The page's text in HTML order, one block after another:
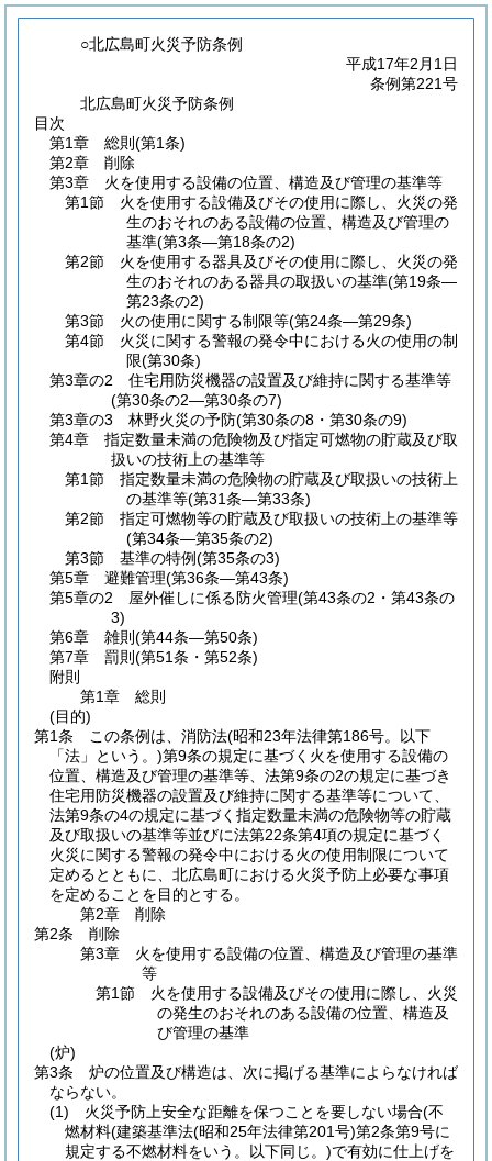
○北広島町火災予防条例
平成17年2月1日
条例第221号
北広島町火災予防条例
目次
第1章
総則 (第1条)
第2章
削除
第3章
火を使用する設備の位置、構造及び管理の基準等
第1節
火を使用する設備及びその使用に際し、火災の発
生のおそれのある設備の位置、構造及び管理の
基準(第3条―第18条の2)
第2節
火を使用する器具及びその使用に際し、火災の発
生のおそれのある器具の取扱いの基準(第19条―
第23条の2)
第3節
火の使用に関する制限等(第24条―第29条)
第4節
火災に関する警報の発令中における火の使用の制
限(第30条)
第3章の2
住宅用防災機器の設置及び維持に関する基準等
(第30条の2―第30条の7)
第3章の3
林野火災の予防(第30条の8・第30条の9)
第4章
指定数量未満の危険物及び指定可燃物の貯蔵及び取
扱いの技術上の基準等
第1節
指定数量未満の危険物の貯蔵及び取扱いの技術上
の基準等(第31条―第33条)
第2節
指定可燃物等の貯蔵及び取扱いの技術上の基準等
(第34条―第35条の2)
第3節
基準の特例(第35条の3)
第5章
避難管理(第36条―第43条)
第5章の2
屋外催しに係る防火管理(第43条の2・第43条の
3)
第6章
雑則 (第44条―第50条)
第7章
罰則 (第51条・第52条)
附則
第1章
総則
(目的)
第1条
この条例は、消防法(昭和23年法律第186号。以下
「法」という。)第9条の規定に基づく火を使用する設備の
位置、構造及び管理の基準等、法第9条の2の規定に基づき
住宅用防災機器の設置及び維持に関する基準等について、
法第9条の4の規定に基づく指定数量未満の危険物等の貯蔵
及び取扱いの基準等並びに法第22条第4項の規定に基づく
火災に関する警報の発令中における火の使用制限について
定めるとともに、北広島町における火災予防上必要な事項
を定めることを目的とする。
第2章
削除
第2条
削除
第3章
火を使用する設備の位置、構造及び管理の基準
等
第1節
火を使用する設備及びその使用に際し、火災
の発生のおそれのある設備の位置、構造及
び管理の基準
(炉)
第3条
炉の位置及び構造は、次に掲げる基準によらなければ
ならない。
(1)
火災予防上安全な距離を保つことを要しない場合(不
燃材料(建築基準法(昭和25年法律第201号)第2条第9号に
規定する不燃材料をいう。以下同じ。)で有効に仕上げを